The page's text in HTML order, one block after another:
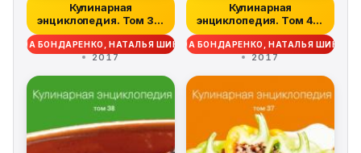
Кулинарная
энциклопедия. Том 35.
С – Т (Судак – Та...
БОНДАРЕНКО, НАТАЛЬЯ ШИНКАРЁВА
2017
Кулинарная
энциклопедия. Том 40.
Ц – Я (Цыпленок –...
НАДЕЖДА БОНДАРЕНКО, НАТАЛЬЯ
2017